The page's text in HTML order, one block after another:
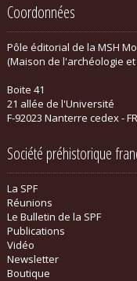
Coordonnées
Pôle éditorial de la MSH
(Maison de l'archéologie
Boite 41
21 allée de l'Université
F-92023 Nanterre cedex -
Société préhistorique
La SPF
Réunions
Le Bulletin de la SPF
Publications
Vidéo
Newsletter
Boutique